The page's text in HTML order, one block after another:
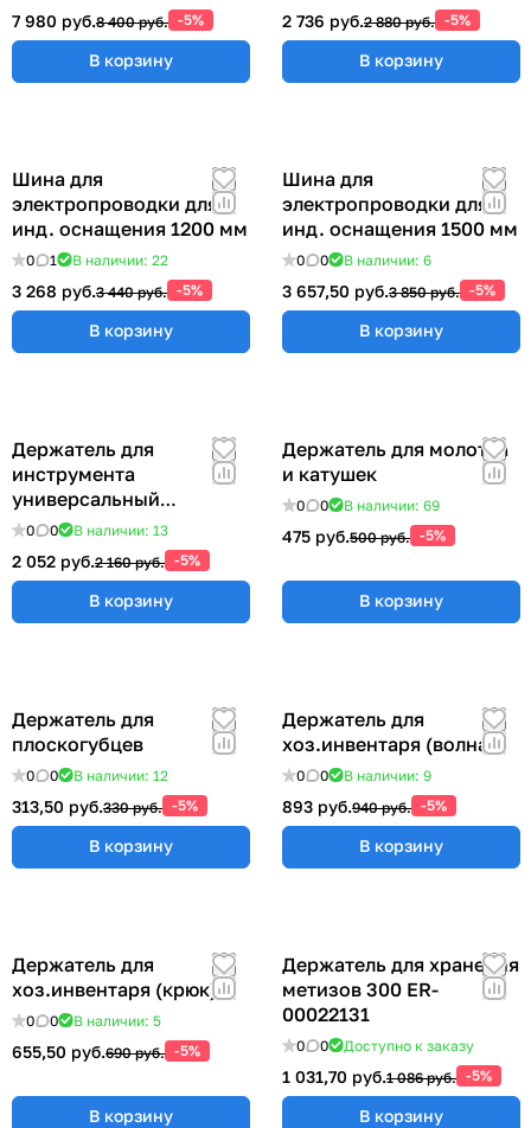
7 980 руб.8 400 руб. -5%
В корзину
2 736 руб.2 880 руб. -5%
В корзину
Шина для
электропроводки для
инд. оснащения 1200 мм
0 1 В наличии: 22
3 268 руб.3 440 руб. -5%
В корзину
Шина для
электропроводки для
инд. оснащения 1500 мм
0 0 В наличии: 6
3 657,50 руб.3 850 руб. -5%
В корзину
Держатель для
инструмента
универсальный
57x383x185 мм ER-
0 0 В наличии: 13
2 052 руб.2 160 руб. -5%
В корзину
Держатель для молотка
и катушек
0 0 В наличии: 69
475 руб.500 руб. -5%
В корзину
Держатель для
плоскогубцев
0 0 В наличии: 12
313,50 руб.330 руб. -5%
В корзину
Держатель для
хоз.инвентаря (волна)
0 0 В наличии: 9
893 руб.940 руб. -5%
В корзину
Держатель для
хоз.инвентаря (крюк)
0 0 В наличии: 5
655,50 руб.690 руб. -5%
В корзину
Держатель для хранения
метизов 300 ER-
00022131
0 0 Доступно к заказу
1 031,70 руб.1 086 руб. -5%
В корзину